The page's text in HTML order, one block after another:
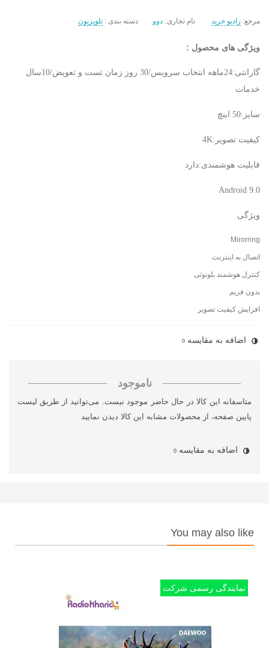
مرجع: رادیو خرید نام تجاری: دوو دسته بندی : تلویزیون
ویژگی های محصول :
گارانتی:24ماهه انتخاب سرویس/30 روز زمان تست و تعویض/10سال
خدمات
سایز:50 اینچ
کیفیت تصویر:4K
قابلیت هوشمندی:دارد
Android 9.0
ویژگی
Mirorring
اتصال به اینترنت
کنترل هوشمند بلوتوثی
بدون فریم
افزایش کیفیت تصویر
اضافه به مقایسه 0
ناموجود
متاسفانه این کالا در حال حاضر موجود نیست. می‌توانید از طریق لیست
پایین صفحه، از محصولات مشابه این کالا دیدن نمایید
اضافه به مقایسه 0
You may also like
نمایندگی رسمی شرکت